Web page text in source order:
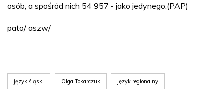
osób, a spośród nich 54 957 - jako jedynego.(PAP)
pato/ aszw/
język śląski Olga Tokarczuk język regionalny